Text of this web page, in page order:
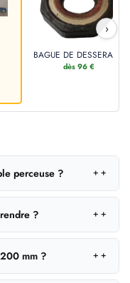
›
BAGUE DE DESSERAGE
dès 96 €
perceuse ? ＋
? ＋
mm ? ＋